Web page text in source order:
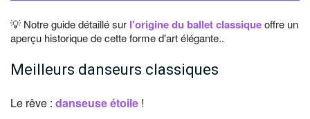
💡 Notre guide détaillé sur l'origine du ballet classiqueoffre un
aperçu historique de cette forme d'art élégante..
Meilleurs danseurs classiques
Le rêve : danseuse étoile !